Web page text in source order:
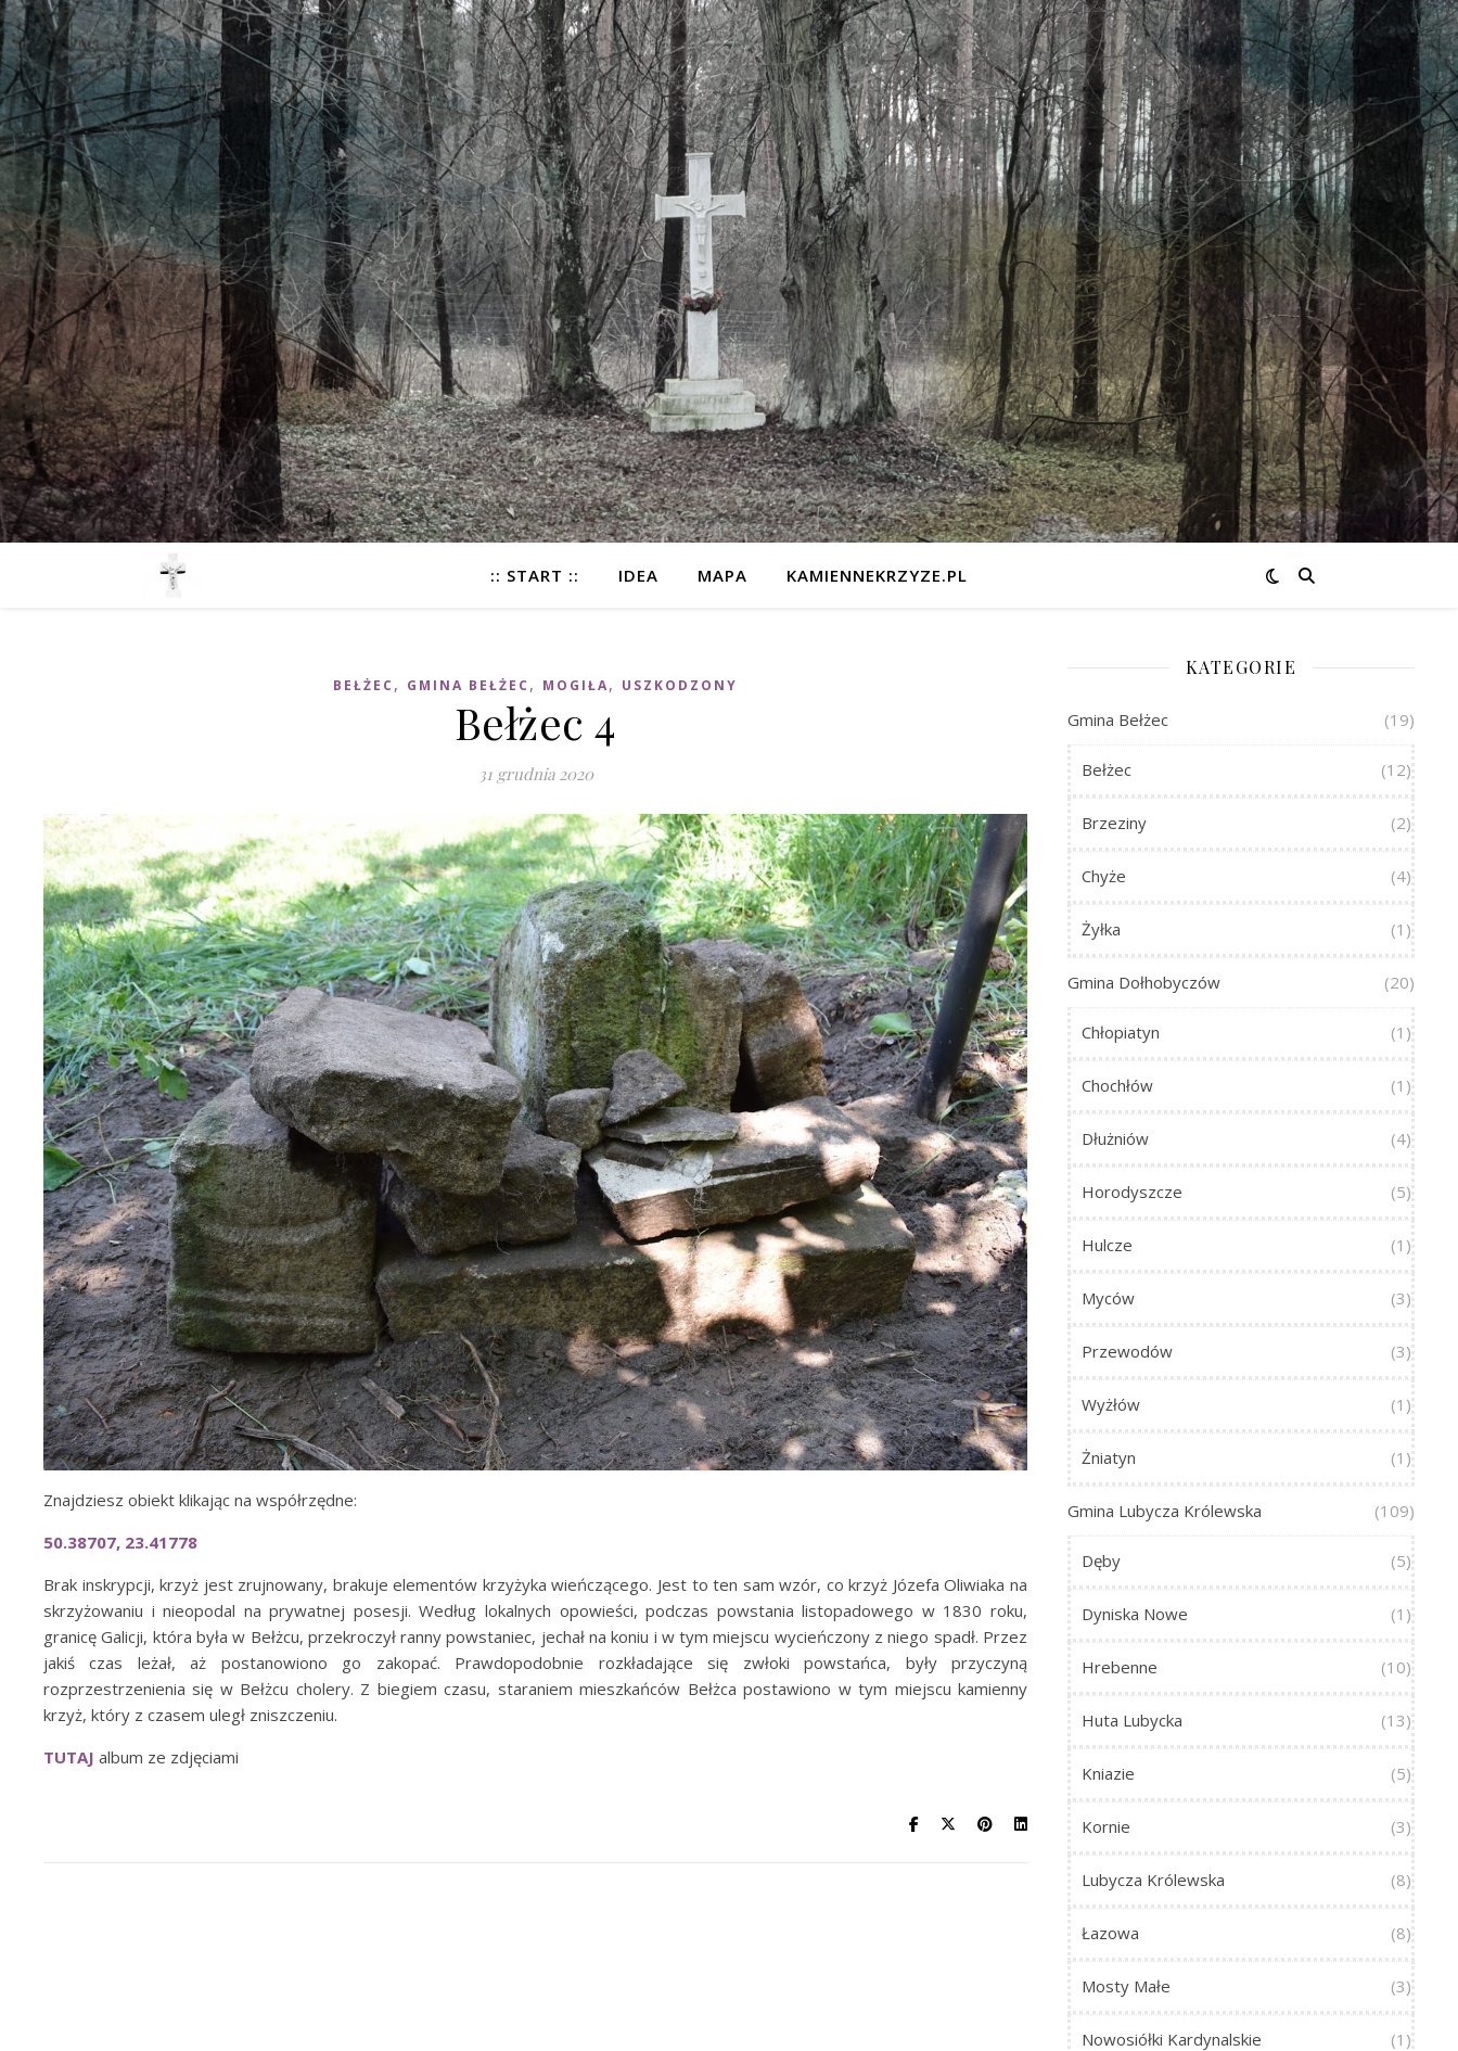
:: START :: IDEA MAPA KAMIENNEKRZYZE.PL
BEŁŻEC , GMINA BEŁŻEC , MOGIŁA, USZKODZONY
Bełżec 4
31 grudnia 2020
Znajdziesz obiekt klikając na współrzędne:
50.38707, 23.41778
Brak inskrypcji, krzyż jest zrujnowany, brakuje elementów krzyżyka wieńczącego. Jest to ten sam wzór, co krzyż Józefa Oliwiaka na
skrzyżowaniu i nieopodal na prywatnej posesji. Według lokalnych opowieści, podczas powstania listopadowego w 1830 roku,
granicę Galicji, która była w Bełżcu, przekroczył ranny powstaniec, jechał na koniu i w tym miejscu wycieńczony z niego spadł. Przez
jakiś czas leżał, aż postanowiono go zakopać. Prawdopodobnie rozkładające się zwłoki powstańca, były przyczyną
rozprzestrzenienia się w Bełżcu cholery. Z biegiem czasu, staraniem mieszkańców Bełżca postawiono w tym miejscu kamienny
krzyż, który z czasem uległ zniszczeniu.
TUTAJ album ze zdjęciami
KATEGORIE
Gmina Bełżec (19)
Bełżec (12)
Brzeziny (2)
Chyże (4)
Żyłka (1)
Gmina Dołhobyczów (20)
Chłopiatyn (1)
Chochłów (1)
Dłużniów (4)
Horodyszcze (5)
Hulcze (1)
Myców (3)
Przewodów (3)
Wyżłów (1)
Żniatyn (1)
Gmina Lubycza Królewska (109)
Dęby (5)
Dyniska Nowe (1)
Hrebenne (10)
Huta Lubycka (13)
Kniazie (5)
Kornie (3)
Lubycza Królewska (8)
Łazowa (8)
Mosty Małe (3)
Nowosiółki Kardynalskie (1)